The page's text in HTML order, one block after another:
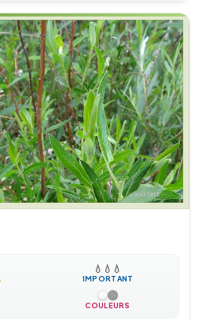
💧 💧 💧
IMPORTANT
COULEURS